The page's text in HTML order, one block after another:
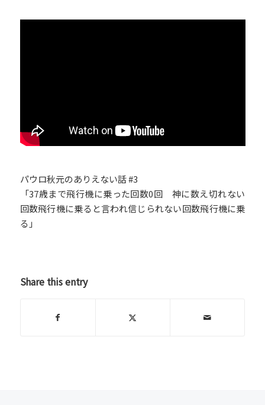
パウロ秋元のありえない話 #3
「37歳まで飛行機に乗った回数0回 神に数え切れない
回数飛行機に乗ると言われ信じられない回数飛行機に乗
る」
Share this entry